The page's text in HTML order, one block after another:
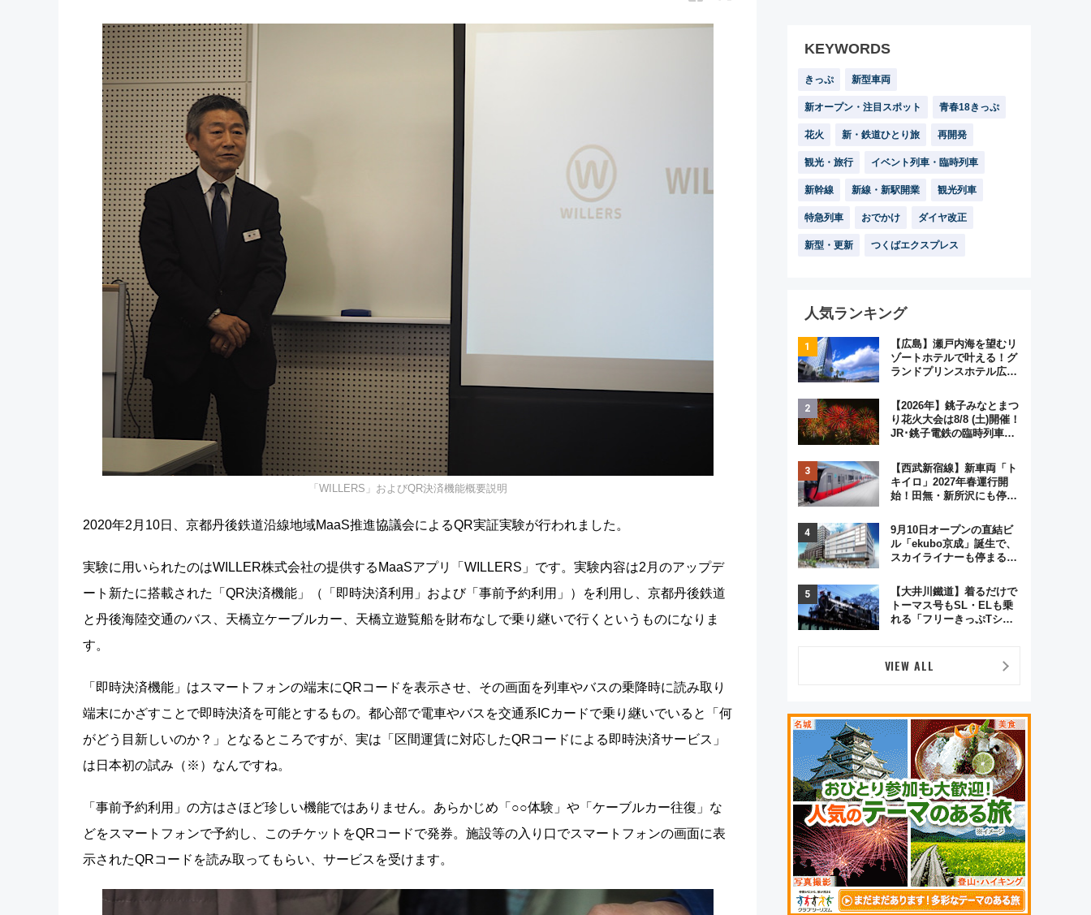
「WILLERS」およびQR決済機能概要説明
2020年2月10日、京都丹後鉄道沿線地域MaaS推進協議会によるQR実証実験が行われました。
実験に用いられたのはWILLER株式会社の提供するMaaSアプリ「WILLERS」です。実験内容は2月のアップデ
ート新たに搭載された「QR決済機能」（「即時決済利用」および「事前予約利用」）を利用し、京都丹後鉄道
と丹後海陸交通のバス、天橋立ケーブルカー、天橋立遊覧船を財布なしで乗り継いで行くというものになりま
す。
「即時決済機能」はスマートフォンの端末にQRコードを表示させ、その画面を列車やバスの乗降時に読み取り
端末にかざすことで即時決済を可能とするもの。都心部で電車やバスを交通系ICカードで乗り継いでいると「何
がどう目新しいのか？」となるところですが、実は「区間運賃に対応したQRコードによる即時決済サービス」
は日本初の試み（※）なんですね。
「事前予約利用」の方はさほど珍しい機能ではありません。あらかじめ「○○体験」や「ケーブルカー往復」な
どをスマートフォンで予約し、このチケットをQRコードで発券。施設等の入り口でスマートフォンの画面に表
示されたQRコードを読み取ってもらい、サービスを受けます。
KEYWORDS
きっぷ 新型車両
新オープン・注目スポット 青春18きっぷ
花火 新・鉄道ひとり旅 再開発
観光・旅行 イベント列車・臨時列車
新幹線 新線・新駅開業 観光列車
特急列車 おでかけ ダイヤ改正
新型・更新 つくばエクスプレス
人気ランキング
【広島】瀬戸内海を望むリ
ゾートホテルで叶える！グ
ランドプリンスホテル広島
ジュアルパーティープラン
【2026年】銚子みなとまつ
り花火大会は8/8 (土)開催！
JR･銚子電鉄の臨時列車や
く8,000発の大迫力＆屋台
を満喫
【西武新宿線】新車両「ト
キイロ」2027年春運行開
始！田無・新所沢にも停
弾」も
9月10日オープンの直結ビ
ル「ekubo京成」誕生で、
スカイライナーも停まる巨
変わる？ 全テナント情報も
公開！
【大井川鐵道】着るだけで
トーマス号もSL・ELも乗
れる「フリーきっぷTシャ
VIEW ALL